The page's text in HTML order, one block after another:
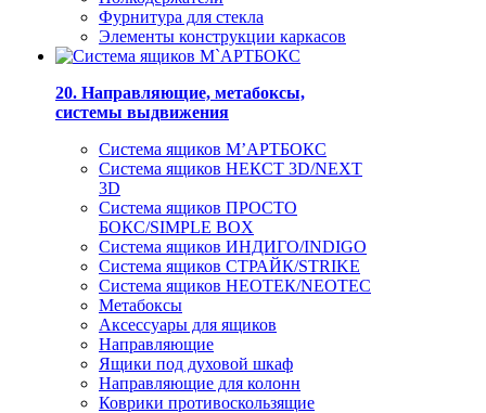
Фурнитура для стекла
Элементы конструкции каркасов
20. Направляющие, метабоксы,
системы выдвижения
Система ящиков М’АРТБОКС
Система ящиков НЕКСТ 3D/NEXT
3D
Система ящиков ПРОСТО
БОКС/SIMPLE BOX
Система ящиков ИНДИГО/INDIGO
Система ящиков СТРАЙК/STRIKE
Система ящиков НЕОТЕК/NEOTEC
Метабоксы
Аксессуары для ящиков
Направляющие
Ящики под духовой шкаф
Направляющие для колонн
Коврики противоскользящие